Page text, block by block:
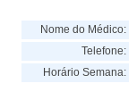
Nome do Médico:
Telefone:
Horário Semana: